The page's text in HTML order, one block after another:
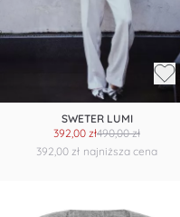
SWETER LUMI
392,00 zł490,00 zł
najniższa cena
392,00 zł